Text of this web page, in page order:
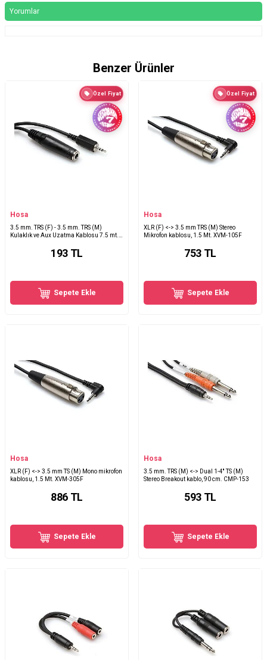
Yorumlar
Benzer Ürünler
Özel Fiyat
Hosa
3.5 mm. TRS (F) - 3.5 mm. TRS (M)
Kulaklık ve Aux Uzatma Kablosu 7.5 mt.
193 TL
Sepete Ekle
Özel Fiyat
Hosa
XLR (F) <-> 3.5 mm TRS (M) Stereo
Mikrofon kablosu, 1.5 Mt. XVM-105F
753 TL
Sepete Ekle
Hosa
XLR (F) <-> 3.5 mm TS (M) Mono mikrofon
kablosu, 1.5 Mt. XVM-305F
886 TL
Sepete Ekle
Hosa
3.5 mm. TRS (M) <-> Dual 1-4'' TS (M)
Stereo Breakout kablo, 90 cm. CMP-153
593 TL
Sepete Ekle